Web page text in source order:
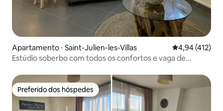
Apartamento ⋅ Saint-Julien-les-Villas 4,94 de uma
4,94 (412)
Estúdio soberbo com todos os confortos e vaga de
Preferido dos hóspedes
Preferido dos hóspedes